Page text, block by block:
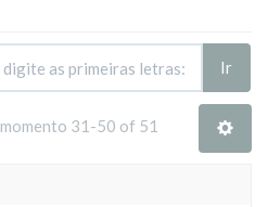
Ir
31-50 of 51